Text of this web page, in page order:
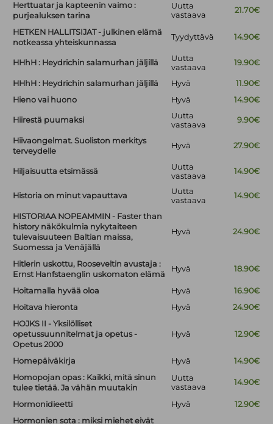
Herttuatar ja kapteenin vaimo :
purjealuksen tarina
Uutta
vastaava
21.70€
HETKEN HALLITSIJAT - julkinen elämä
notkeassa yhteiskunnassa
Tyydyttävä 14.90€
HHhH : Heydrichin salamurhan jäljillä
Uutta
vastaava
19.90€
HHhH : Heydrichin salamurhan jäljillä Hyvä
11.90€
Hieno vai huono
Hyvä 14.90€
Hiirestä puumaksi
Uutta
vastaava
9.90€
Hiivaongelmat. Suoliston merkitys
terveydelle
Hyvä 27.90€
Hiljaisuutta etsimässä
Uutta
vastaava
14.90€
Historia on minut vapauttava
Uutta
vastaava
14.90€
HISTORIAA NOPEAMMIN - Faster than
history näkökulmia nykytaiteen
tulevaisuuteen Baltian maissa,
Suomessa ja Venäjällä
Hyvä 24.90€
Hitlerin uskottu, Rooseveltin avustaja :
Ernst Hanfstaenglin uskomaton elämä
Hyvä 18.90€
Hoitamalla hyvää oloa Hyvä
16.90€
Hoitava hieronta
Hyvä
24.90€
HOJKS II - Yksilölliset
opetussuunnitelmat ja opetus -
Opetus 2000
Hyvä 12.90€
Homepäiväkirja Hyvä
14.90€
Homopojan opas : Kaikki, mitä sinun
tulee tietää. Ja vähän muutakin
Uutta
vastaava
14.90€
Hormonidieetti Hyvä
12.90€
Hormonien sota : miksi miehet eivät